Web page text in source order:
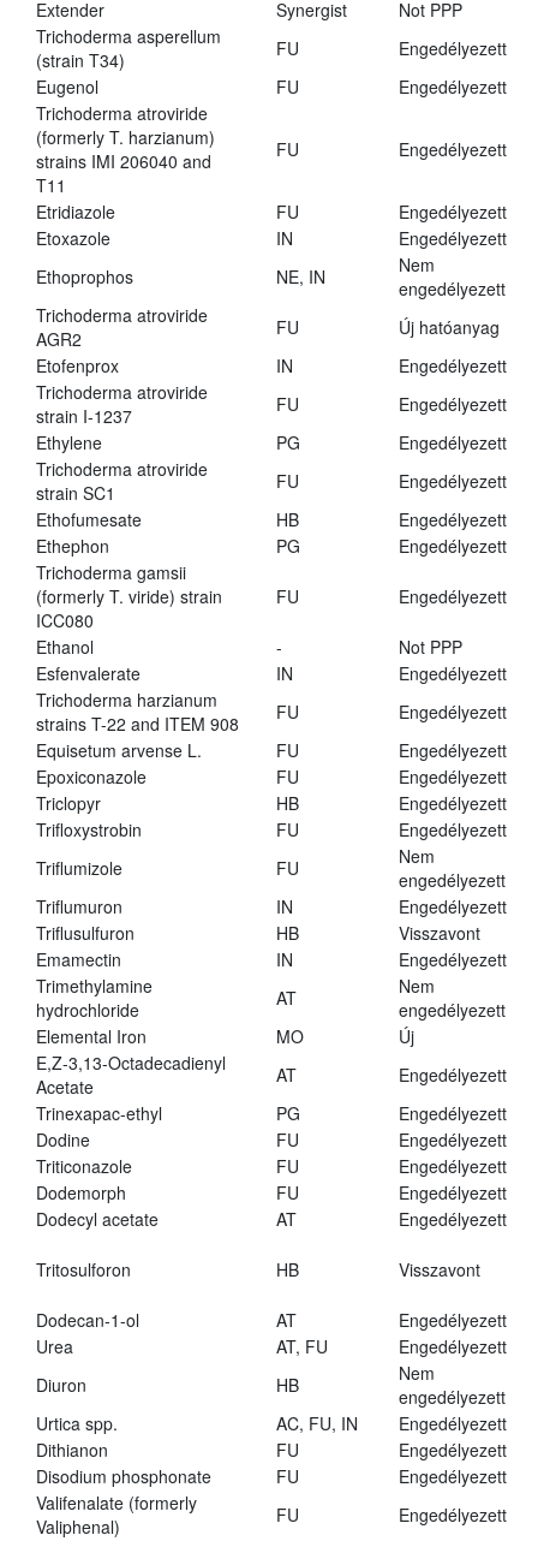
Extender
Synergist
Not PPP
Trichoderma asperellum
(strain T34)
FU
Engedélyezett
Eugenol
FU
Engedélyezett
Trichoderma atroviride
(formerly T. harzianum)
strains IMI 206040 and
T11
FU Engedélyezett
Etridiazole FU
Engedélyezett
Etoxazole
IN
Engedélyezett
Ethoprophos
NE, IN
Nem
engedélyezett
Trichoderma atroviride
AGR2
FU
Új hatóanyag
Etofenprox
IN
Engedélyezett
Trichoderma atroviride
strain I-1237
FU
Engedélyezett
Ethylene
PG
Engedélyezett
Trichoderma atroviride
strain SC1
FU
Engedélyezett
Ethofumesate
HB
Engedélyezett
Ethephon
PG
Engedélyezett
Trichoderma gamsii
(formerly T. viride) strain
ICC080
FU Engedélyezett
Ethanol -
Not PPP
Esfenvalerate
IN
Engedélyezett
Trichoderma harzianum
strains T-22 and ITEM 908
FU
Engedélyezett
Equisetum arvense L.
FU
Engedélyezett
Epoxiconazole
FU
Engedélyezett
Triclopyr
HB
Engedélyezett
Trifloxystrobin
FU
Engedélyezett
Triflumizole
FU
Nem
engedélyezett
Triflumuron
IN
Engedélyezett
Triflusulfuron
HB
Visszavont
Emamectin
IN
Engedélyezett
Trimethylamine
hydrochloride
AT
Nem
engedélyezett
Elemental Iron
MO
Új
E,Z-3,13-Octadecadienyl
Acetate
AT
Engedélyezett
Trinexapac-ethyl
PG
Engedélyezett
Dodine
FU
Engedélyezett
Triticonazole
FU
Engedélyezett
Dodemorph
FU
Engedélyezett
Dodecyl acetate
AT Engedélyezett
Tritosulforon HB Visszavont
Dodecan-1-ol AT
Engedélyezett
Urea
AT, FU
Engedélyezett
Diuron
HB
Nem
engedélyezett
Urtica spp.
AC, FU, IN
Engedélyezett
Dithianon
FU
Engedélyezett
Disodium phosphonate
FU
Engedélyezett
Valifenalate (formerly
Valiphenal)
FU Engedélyezett